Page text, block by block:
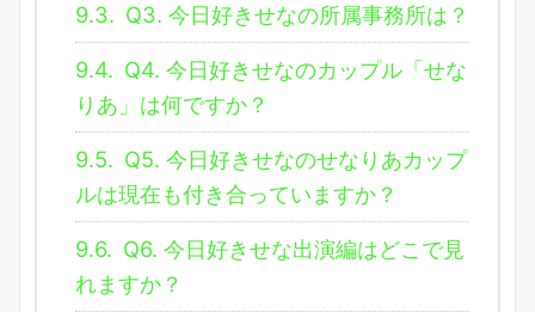
9.3. Q3. 今日好きせなの所属事務所は？
9.4. Q4. 今日好きせなのカップル「せな
りあ」は何ですか？
9.5. Q5. 今日好きせなのせなりあカップ
ルは現在も付き合っていますか？
9.6. Q6. 今日好きせな出演編はどこで見
れますか？